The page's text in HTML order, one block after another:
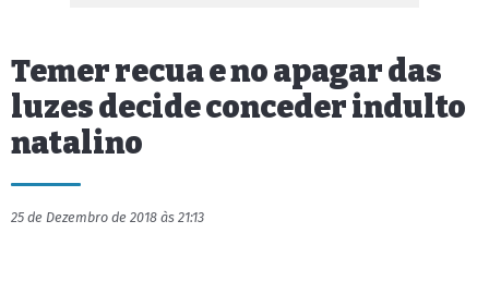
Temer recua e no apagar das
luzes decide conceder indulto
natalino
25 de Dezembro de 2018 às 21:13